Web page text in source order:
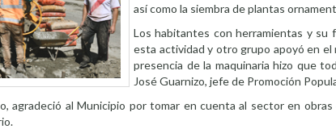
así como la siembra de plantas
Los habitantes con herramientas y su
esta actividad y otro grupo apoyó en el
presencia de la maquinaria hizo que
José Guarnizo, jefe de Promoción
agradeció al Municipio por tomar en cuenta al sector en